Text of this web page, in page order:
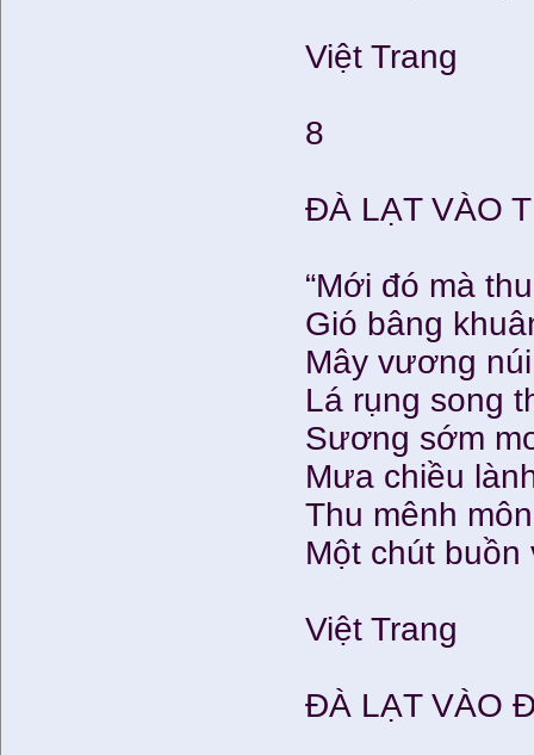
Việt Trang
8
ĐÀ LẠT VÀO
“Mới đó mà
Gió bâng
Mây vương
Lá rụng song
Sương sớm
Mưa chiều
Thu mênh
Một chút buồn
Việt Trang
ĐÀ LẠT VÀO